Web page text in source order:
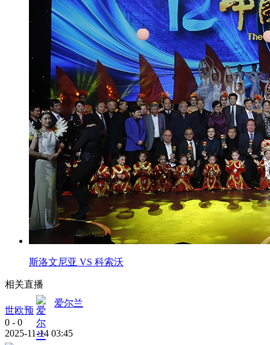
斯洛文尼亚 VS 科索沃
相关直播
世欧预
爱尔兰
0 - 0
2025-11-14 03:45